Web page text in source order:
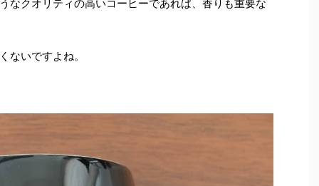
なクオリティの高いコーヒーであれば、香りも重要な
ないですよね。